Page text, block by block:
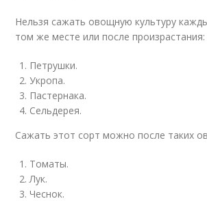
Нельзя сажать овощную культуру
том же месте или после произрастания:
Петрушки.
Укропа.
Пастернака.
Сельдерея.
Сажать этот сорт можно после таких
Томаты.
Лук.
Чеснок.